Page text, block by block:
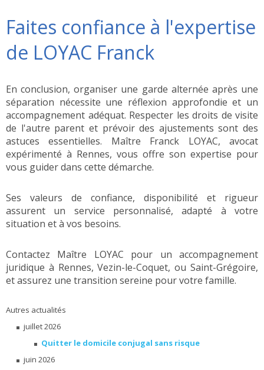
Faites confiance à l'expertise
de LOYAC Franck
En conclusion, organiser une garde alternée après une
séparation nécessite une réflexion approfondie et un
accompagnement adéquat. Respecter les droits de visite
de l'autre parent et prévoir des ajustements sont des
astuces essentielles. Maître Franck LOYAC, avocat
expérimenté à Rennes, vous offre son expertise pour
vous guider dans cette démarche.
Ses valeurs de confiance, disponibilité et rigueur
assurent un service personnalisé, adapté à votre
situation et à vos besoins.
Contactez Maître LOYAC pour un accompagnement
juridique à Rennes, Vezin-le-Coquet, ou Saint-Grégoire,
et assurez une transition sereine pour votre famille.
Autres actualités
juillet 2026
Quitter le domicile conjugal sans risque
juin 2026